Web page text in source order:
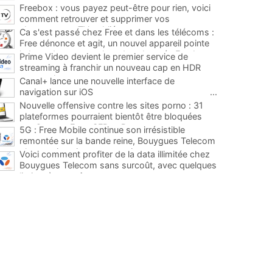
Freebox : vous payez peut-être pour rien, voici
comment retrouver et supprimer vos
abonnements TV oubliés
...
Ca s'est passé chez Free et dans les télécoms :
Free dénonce et agit, un nouvel appareil pointe
le bout de son nez chez des abonnés Freebox...
Prime Video devient le premier service de
streaming à franchir un nouveau cap en HDR
avec ce lancement
Canal+ lance une nouvelle interface de
navigation sur iOS
...
Nouvelle offensive contre les sites porno : 31
plateformes pourraient bientôt être bloquées
par Orange, Free, SFR et Bouygues
5G : Free Mobile continue son irrésistible
remontée sur la bande reine, Bouygues Telecom
plus que jamais sous pression
Voici comment profiter de la data illimitée chez
Bouygues Telecom sans surcoût, avec quelques
limites à connaître